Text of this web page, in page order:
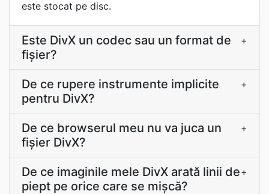
este stocat pe disc.
Este DivX un codec sau un format de
fișier?
+
De ce rupere instrumente implicite
pentru DivX?
+
De ce browserul meu nu va juca un
fișier DivX?
+
De ce imaginile mele DivX arată linii de
piept pe orice care se mişcă?
+